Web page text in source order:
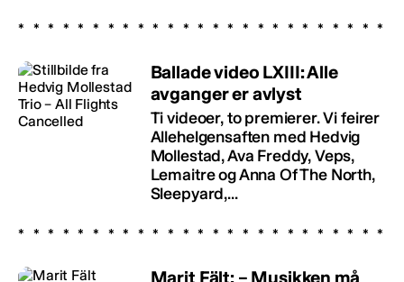
Ballade video LXIII: Alle
avganger er avlyst
Ti videoer, to premierer. Vi feirer
Allehelgensaften med Hedvig
Mollestad, Ava Freddy, Veps,
Lemaitre og Anna Of The North,
Sleepyard,...
Marit Fält: – Musikken må